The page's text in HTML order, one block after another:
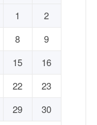
1
2
8
9
15
16
22
23
29
30